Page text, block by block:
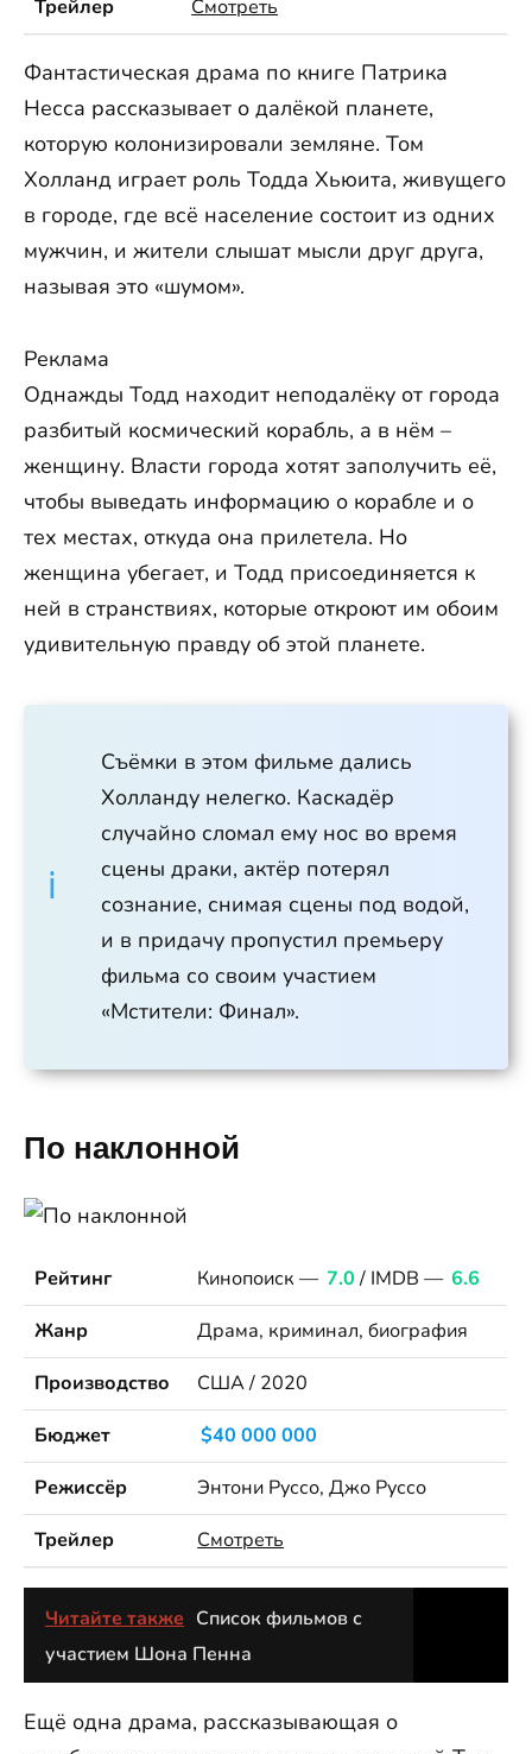
Трейлер Смотреть
Фантастическая драма по книге Патрика
Несса рассказывает о далёкой планете,
которую колонизировали земляне. Том
Холланд играет роль Тодда Хьюита, живущего
в городе, где всё население состоит из одних
мужчин, и жители слышат мысли друг друга,
называя это «шумом».
Реклама
Однажды Тодд находит неподалёку от города
разбитый космический корабль, а в нём –
женщину. Власти города хотят заполучить её,
чтобы выведать информацию о корабле и о
тех местах, откуда она прилетела. Но
женщина убегает, и Тодд присоединяется к
ней в странствиях, которые откроют им обоим
удивительную правду об этой планете.
Съёмки в этом фильме дались
Холланду нелегко. Каскадёр
случайно сломал ему нос во время
сцены драки, актёр потерял
сознание, снимая сцены под водой,
и в придачу пропустил премьеру
фильма со своим участием
«Мстители: Финал».
По наклонной
Рейтинг Кинопоиск — 7.0 / IMDB — 6.6
Жанр
Драма, криминал, биография
Производство
США / 2020
Бюджет
$40 000 000
Режиссёр
Энтони Руссо, Джо Руссо
Трейлер
Смотреть
Читайте также Список фильмов с
участием Шона Пенна
Ещё одна драма, рассказывающая о